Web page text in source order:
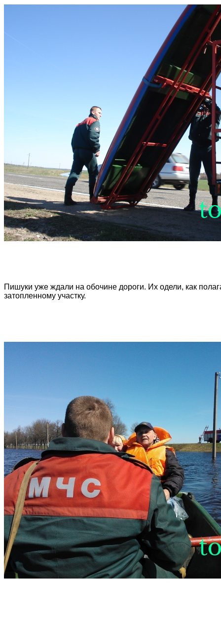
Пишуки уже ждали на обочине дороги. Их одели, как
затопленному участку.